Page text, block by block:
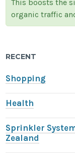
This boosts the
organic traffic
RECENT
Shopping
Health
Sprinkler
Zealand